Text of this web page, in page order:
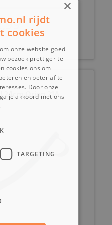
24cm Orion 21A
×
rijdt
cookies
onze website goed
bezoek prettiger te
cookies ons om
en beter af te
Door onze
je akkoord met ons
TARGETING